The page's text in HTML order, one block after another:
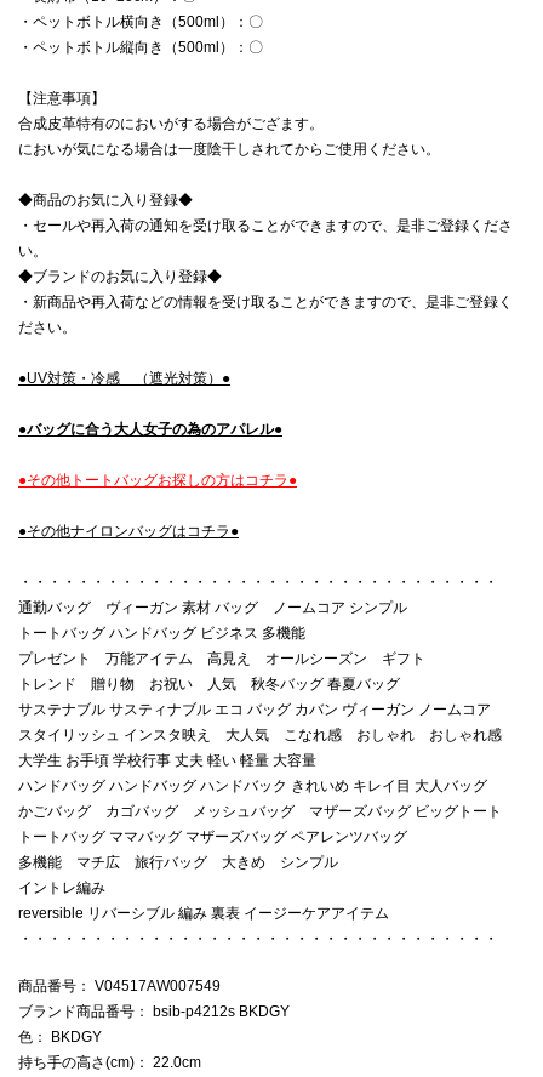
・ペットボトル横向き（500ml）：〇
・ペットボトル縦向き（500ml）：〇
【注意事項】
合成皮革特有のにおいがする場合がござます。
においが気になる場合は一度陰干しされてからご使用ください。
◆商品のお気に入り登録◆
・セールや再入荷の通知を受け取ることができますので、是非ご登録くださ
い。
◆ブランドのお気に入り登録◆
・新商品や再入荷などの情報を受け取ることができますので、是非ご登録く
ださい。
●UV対策・冷感 （遮光対策）●
●バッグに合う大人女子の為のアパレル●
●その他トートバッグお探しの方はコチラ●
●その他ナイロンバッグはコチラ●
・・・・・・・・・・・・・・・・・・・・・・・・・・・・・・・・・
通勤バッグ ヴィーガン 素材 バッグ ノームコア シンプル
トートバッグ ハンドバッグ ビジネス 多機能
プレゼント 万能アイテム 高見え オールシーズン ギフト
トレンド 贈り物 お祝い 人気 秋冬バッグ 春夏バッグ
サステナブル サスティナブル エコ バッグ カバン ヴィーガン ノームコア
スタイリッシュ インスタ映え 大人気 こなれ感 おしゃれ おしゃれ感
大学生 お手頃 学校行事 丈夫 軽い 軽量 大容量
ハンドバッグ ハンドバッグ ハンドバック きれいめ キレイ目 大人バッグ
かごバッグ カゴバッグ メッシュバッグ マザーズバッグ ビッグトート
トートバッグ ママバッグ マザーズバッグ ペアレンツバッグ
多機能 マチ広 旅行バッグ 大きめ シンプル
イントレ編み
reversible リバーシブル 編み 裏表 イージーケアアイテム
・・・・・・・・・・・・・・・・・・・・・・・・・・・・・・・・・
商品番号 ： V04517AW007549
ブランド商品番号 ： bsib-p4212s BKDGY
色 ： BKDGY
持ち手の高さ(cm) ： 22.0cm